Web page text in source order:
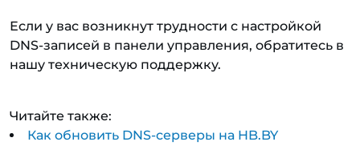
Если у вас возникнут трудности с настройкой
DNS-записей в панели управления, обратитесь в
нашу техническую поддержку.
Читайте также:
Как обновить DNS-серверы на HB.BY